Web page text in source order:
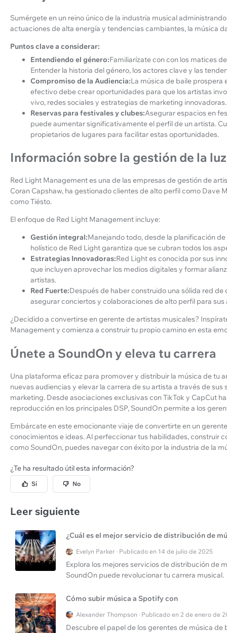
Sumérgete en un reino único de la industria musical
actuaciones de alta energía y tendencias cambiantes, la música
Puntos clave a considerar:
Entendiendo el género:Familiarízate con con los matices
Entender la historia del género, los actores clave y las
Compromiso de la Audiencia:La música de baile prospera
efectivo debe crear oportunidades para que los artistas
vivo, redes sociales y estrategias de marketing innovadoras.
Reservas para festivales y clubes:Asegurar espacios en
puede aumentar significativamente el perfil de un artista.
propietarios de lugares para facilitar estas oportunidades.
Información sobre la gestión de la
Red Light Management es una de las empresas de gestión de
Coran Capshaw, ha gestionado clientes de alto perfil como Dave
como Tiësto.
El enfoque de Red Light Management incluye:
Gestión integral:Manejando todo, desde la planificación
holístico de Red Light garantiza que se cubran todos los
Estrategias Innovadoras:Red Light es conocida por sus
que incluyen aprovechar los medios digitales y formar
artistas.
Red Fuerte:Después de haber construido una sólida red
asegurar conciertos y colaboraciones de alto perfil para sus
¿Decidido a convertirse en gerente de artistas musicales?
Management y comienza a construir tu propio camino en esta
Únete a SoundOn y eleva tu carrera
Una plataforma eficaz para promover y distribuir la música de tu
nuevas audiencias y elevar la carrera de su artista a través de
marketing. Desde asociaciones exclusivas con TikTok y CapCut
reproducción en los principales DSP, SoundOn permite a los
Embárcate en este emocionante viaje de convertirte en un
conocimientos e ideas. Al perfeccionar tus habilidades, construir
como SoundOn, puedes navegar con éxito por la industria de la
¿Te ha resultado útil esta información?
Sí No
Leer siguiente
¿Cuál es el mejor servicio de distribución de
Evelyn Parker · Publicado en 14 de julio de 2025
Explora los mejores servicios de distribución de
SoundOn puede revolucionar tu carrera musical.
Cómo subir música a Spotify con
Alexander Thompson · Publicado en 2 de enero de
Descubre el papel de los gerentes de música